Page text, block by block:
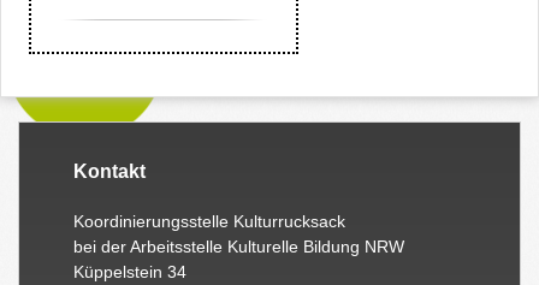
Kontakt
Koordinierungsstelle Kulturrucksack
bei der Arbeitsstelle Kulturelle Bildung NRW
Küppelstein 34